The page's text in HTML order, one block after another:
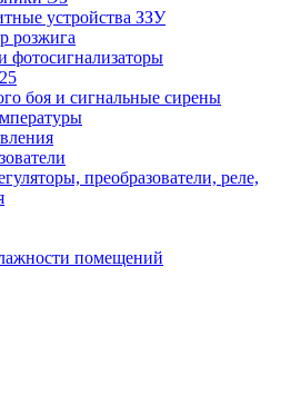
устройства ЗЗУ
розжига
фотосигнализаторы
боя и сигнальные сирены
преобразователи, реле,
помещений